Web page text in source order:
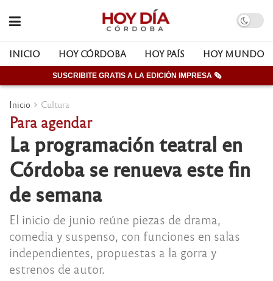
INICIO HOY CÓRDOBA HOY PAÍS HOY MUNDO
SUSCRIBITE GRATIS A LA EDICIÓN IMPRESA 🗞
Inicio Cultura
Para agendar
La programación teatral en
Córdoba se renueva este fin
de semana
El inicio de junio reúne piezas de drama,
comedia y suspenso, con funciones en salas
independientes, propuestas a la gorra y
estrenos de autor.